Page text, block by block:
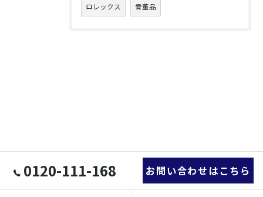
ロレックス 骨董品
0120-111-168 お問い合わせはこちら